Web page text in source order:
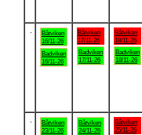
Båtviken
16/11-26
Badviken
16/11-26
Båtviken
17/11-26
Badviken
17/11-26
Båtviken
18/11-26
Badviken
18/11-26
Båtviken
23/11-26
Båtviken
24/11-26
Båtviken
25/11-26